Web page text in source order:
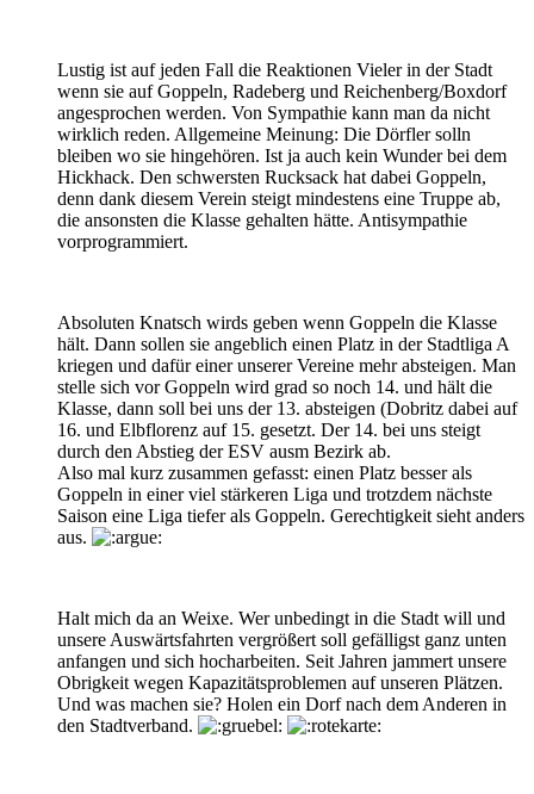
Lustig ist auf jeden Fall die Reaktionen Vieler in der Stadt
wenn sie auf Goppeln, Radeberg und Reichenberg/Boxdorf
angesprochen werden. Von Sympathie kann man da nicht
wirklich reden. Allgemeine Meinung: Die Dörfler solln
bleiben wo sie hingehören. Ist ja auch kein Wunder bei dem
Hickhack. Den schwersten Rucksack hat dabei Goppeln,
denn dank diesem Verein steigt mindestens eine Truppe ab,
die ansonsten die Klasse gehalten hätte. Antisympathie
vorprogrammiert.
Absoluten Knatsch wirds geben wenn Goppeln die Klasse
hält. Dann sollen sie angeblich einen Platz in der Stadtliga A
kriegen und dafür einer unserer Vereine mehr absteigen. Man
stelle sich vor Goppeln wird grad so noch 14. und hält die
Klasse, dann soll bei uns der 13. absteigen (Dobritz dabei auf
16. und Elbflorenz auf 15. gesetzt. Der 14. bei uns steigt
durch den Abstieg der ESV ausm Bezirk ab.
Also mal kurz zusammen gefasst: einen Platz besser als
Goppeln in einer viel stärkeren Liga und trotzdem nächste
Saison eine Liga tiefer als Goppeln. Gerechtigkeit sieht anders
aus.
Halt mich da an Weixe. Wer unbedingt in die Stadt will und
unsere Auswärtsfahrten vergrößert soll gefälligst ganz unten
anfangen und sich hocharbeiten. Seit Jahren jammert unsere
Obrigkeit wegen Kapazitätsproblemen auf unseren Plätzen.
Und was machen sie? Holen ein Dorf nach dem Anderen in
den Stadtverband.